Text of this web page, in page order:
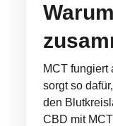
MCT fungiert
sorgt so
den
CBD mit